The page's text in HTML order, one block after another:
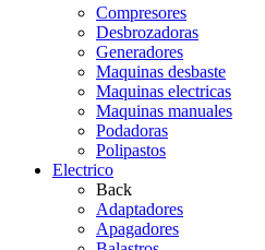
Compresores
Desbrozadoras
Generadores
Maquinas desbaste
Maquinas electricas
Maquinas manuales
Podadoras
Polipastos
Electrico
Back
Adaptadores
Apagadores